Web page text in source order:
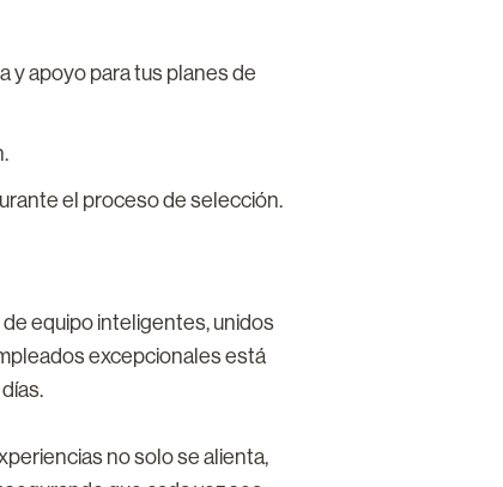
y apoyo para tus planes de
el proceso de selección.
equipo inteligentes, unidos
excepcionales está
no solo se alienta,